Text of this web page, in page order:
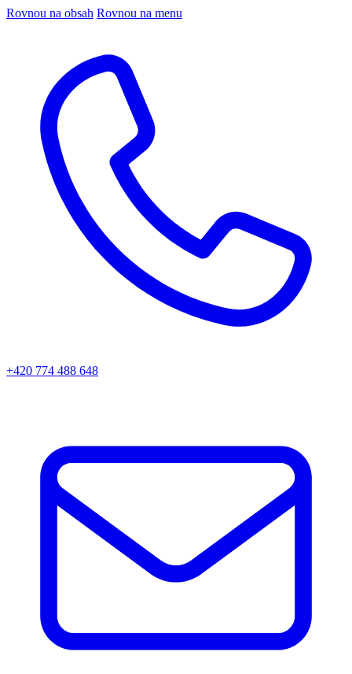
Rovnou na obsah Rovnou na menu
+420 774 488 648